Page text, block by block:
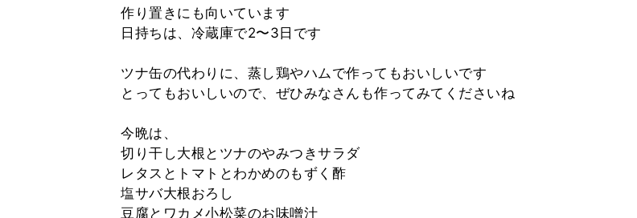
作り置きにも向いています
日持ちは、冷蔵庫で2〜3日です
ツナ缶の代わりに、蒸し鶏やハムで作ってもおいしいです
とってもおいしいので、ぜひみなさんも作ってみてくださいね
今晩は、
切り干し大根とツナのやみつきサラダ
レタスとトマトとわかめのもずく酢
塩サバ大根おろし
豆腐とワカメ小松菜のお味噌汁